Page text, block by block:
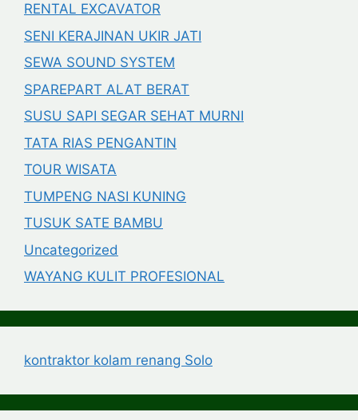
RENTAL EXCAVATOR
SENI KERAJINAN UKIR JATI
SEWA SOUND SYSTEM
SPAREPART ALAT BERAT
SUSU SAPI SEGAR SEHAT MURNI
TATA RIAS PENGANTIN
TOUR WISATA
TUMPENG NASI KUNING
TUSUK SATE BAMBU
Uncategorized
WAYANG KULIT PROFESIONAL
kontraktor kolam renang Solo